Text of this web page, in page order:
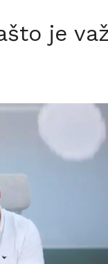
je